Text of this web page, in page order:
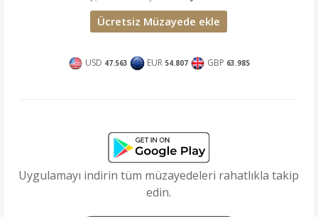
Ücretsiz Müzayede ekle
USD 47.563 EUR 54.807 GBP 63.985
Uygulamayı indirin tüm müzayedeleri rahatlıkla takip
edin.